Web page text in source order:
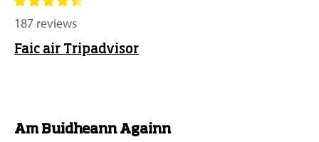
187 reviews
Faic air Tripadvisor
Am Buidheann Againn